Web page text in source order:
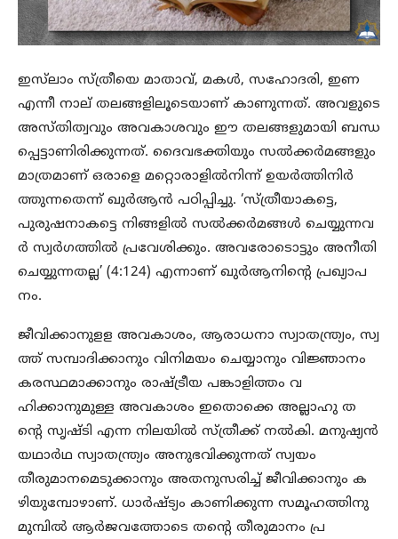
ഇസ്‌ലാം സ്ത്രീയെ മാതാവ്, മകൾ, സഹോദരി, ഇണ
എന്നീ നാല് തലങ്ങളിലൂടെയാണ് കാണുന്നത്. അവളുടെ
അസ്തിത്വവും അവകാശവും ഈ തലങ്ങളുമായി ബന്ധ
പ്പെട്ടാണിരിക്കുന്നത്. ദൈവഭക്തിയും സൽക്കർമങ്ങളും
മാത്രമാണ് ഒരാളെ മറ്റൊരാളിൽനിന്ന് ഉയർത്തിനിർ
ത്തുന്നതെന്ന് ഖുർആൻ പഠിപ്പിച്ചു. ‘സ്ത്രീയാകട്ടെ,
പുരുഷനാകട്ടെ നിങ്ങളിൽ സൽക്കർമങ്ങൾ ചെയ്യുന്നവ
ർ സ്വർഗത്തിൽ പ്രവേശിക്കും. അവരോടൊട്ടും അനീതി
ചെയ്യുന്നതല്ല’ (4:124) എന്നാണ് ഖുർആനിന്റെ പ്രഖ്യാപ
നം.
ജീവിക്കാനുളള അവകാശം, ആരാധനാ സ്വാതന്ത്ര്യം, സ്വ
ത്ത് സമ്പാദിക്കാനും വിനിമയം ചെയ്യാനും വിജ്ഞാനം
കരസ്ഥമാക്കാനും രാഷ്ട്രീയ പങ്കാളിത്തം വ
ഹിക്കാനുമുള്ള അവകാശം ഇതൊക്കെ അല്ലാഹു ത
ന്റെ സൃഷ്ടി എന്ന നിലയിൽ സ്ത്രീക്ക് നൽകി. മനുഷ്യൻ
യഥാർഥ സ്വാതന്ത്ര്യം അനുഭവിക്കുന്നത് സ്വയം
തീരുമാനമെടുക്കാനും അതനുസരിച്ച് ജീവിക്കാനും ക
ഴിയുമ്പോഴാണ്. ധാർഷ്ട്യം കാണിക്കുന്ന സമൂഹത്തിനു
മുമ്പിൽ ആർജവത്തോടെ തന്റെ തീരുമാനം പ്ര